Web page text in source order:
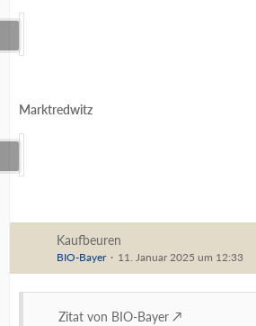
Marktredwitz
Kaufbeuren
BIO-Bayer 11. Januar 2025 um 12:33
Zitat von BIO-Bayer